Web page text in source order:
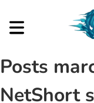
Posts
NetShort